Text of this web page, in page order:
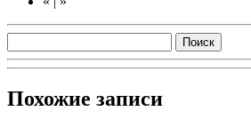
Похожие записи